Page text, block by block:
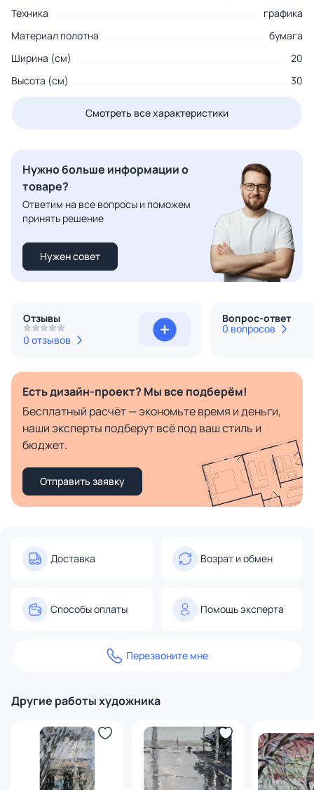
Техника
графика
Материал полотна
бумага
Ширина (см)
20
Высота (см)
30
Смотреть все характеристики
Нужно больше информации о
товаре?
Ответим на все вопросы и поможем
принять решение
Нужен совет
Отзывы
0 отзывов
Вопрос-ответ
0 вопросов
Есть дизайн-проект? Мы все подберём!
Бесплатный расчёт — экономьте время и деньги,
наши эксперты подберут всё под ваш стиль и
бюджет.
Отправить заявку
Доставка Возрат и обмен
Способы оплаты Помощь эксперта
Перезвоните мне
Другие работы художника